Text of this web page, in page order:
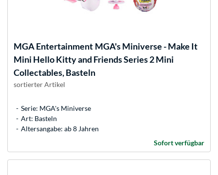
MGA Entertainment MGA's Miniverse - Make It
Mini Hello Kitty and Friends Series 2 Mini
Collectables, Basteln
sortierter Artikel
Serie: MGA's Miniverse
Art: Basteln
Altersangabe: ab 8 Jahren
Sofort verfügbar